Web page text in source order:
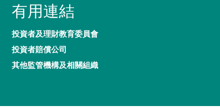
有用連結
投資者及理財教育委員會
投資者賠償公司
其他監管機構及相關組織